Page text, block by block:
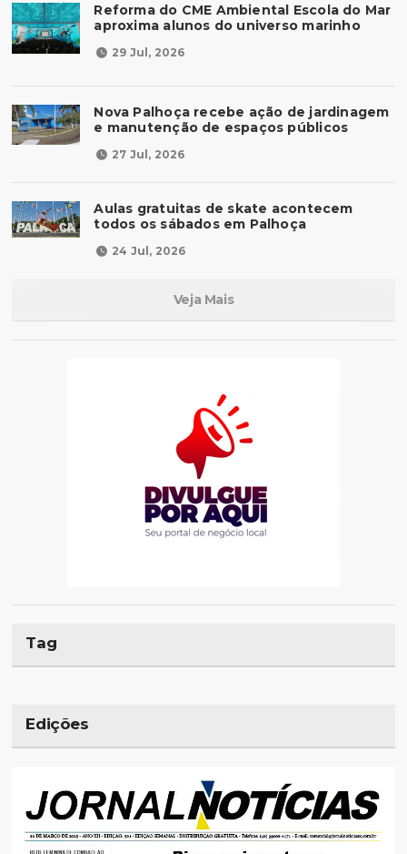
Reforma do CME Ambiental Escola do Mar
aproxima alunos do universo marinho
29 Jul, 2026
Nova Palhoça recebe ação de jardinagem
e manutenção de espaços públicos
27 Jul, 2026
Aulas gratuitas de skate acontecem
todos os sábados em Palhoça
24 Jul, 2026
Veja Mais
Tag
Edições